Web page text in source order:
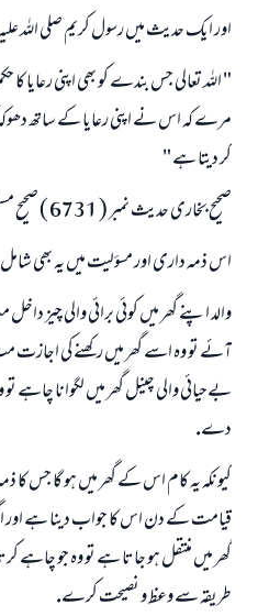
اور ايك حديث ميں رسول كريم صلى اللہ
" اللہ تعالى جس بندے كو بھى اپنى رعايا
مرے كہ اس نے اپنى رعايا كے ساتھ دھوكہ
كر ديتا ہے "
صحيح بخارى حديث نمبر ( 6731 ) صحيح مسلم حديث نمبر ( 142 ).
اس ذمہ دارى اور مسؤليت ميں يہ بھى
والد اپنے گھر ميں كوئى برائى والى چيز
آئے تو وہ اسے گھر ميں ركھنے كى اجازت
بےحيائى والى چينل گھر ميں لگوانا چاہے
دے.
كيونكہ يہ كام اس كے گھر ميں ہو گا جس
قيامت كے دن اس كا جواب دينا ہے اور
گھر ميں منتقل ہو جاتا ہے تو وہ جو
طريقہ سے وعظ و نصيحت كرے.